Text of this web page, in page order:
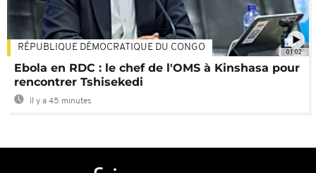
01:02
RÉPUBLIQUE DÉMOCRATIQUE DU CONGO
Ebola en RDC : le chef de l'OMS à Kinshasa pour
rencontrer Tshisekedi
Il y a 45 minutes